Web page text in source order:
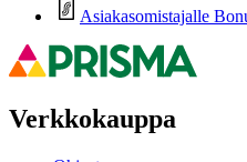
Asiakasomistajalle
Verkkokauppa